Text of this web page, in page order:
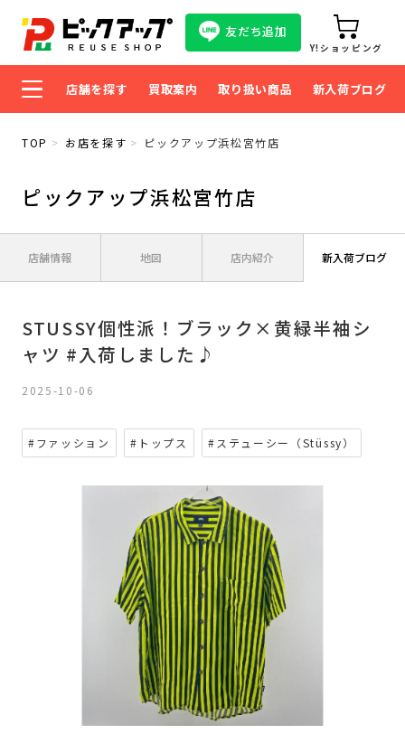
友だち追加
Y!ショッピング
店舗を探す 買取案内 取り扱い商品 新入荷ブログ
TOP お店を探す ピックアップ浜松宮竹店
ピックアップ浜松宮竹店
店舗情報 地図 店内紹介 新入荷ブログ
STUSSY個性派！ブラック×黄緑半袖シ
ャツ #入荷しました♪
2025-10-06
#ファッション #トップス #ステューシー（Stüssy）